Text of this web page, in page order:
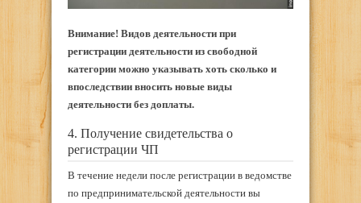
Внимание! Видов деятельности при
регистрации деятельности из свободной
категории можно указывать хоть сколько и
впоследствии вносить новые виды
деятельности без доплаты.
4. Получение свидетельства о
регистрации ЧП
В течение недели после регистрации в ведомстве
по предпринимательской деятельности вы